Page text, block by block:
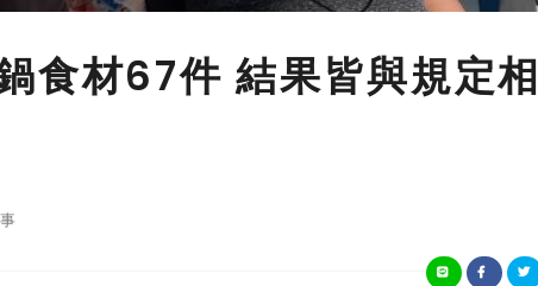
食材67件 結果皆與規定相